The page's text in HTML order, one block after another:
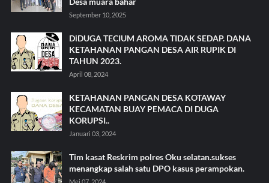
September 10, 2025
DiDUGA TECIUM AROMA TIDAK SEDAP. DANA
KETAHANAN PANGAN DESA AIR RUPIK DI
TAHUN 2023.
April 08, 2024
KETAHANAN PANGAN DESA KOTAWAY
KECAMATAN BUAY PEMACA DI DUGA
KORUPSI..
Januari 03, 2024
Tim kasat Reskrim polres Oku selatan.sukses
menangkap salah satu DPO kasus perampokan.